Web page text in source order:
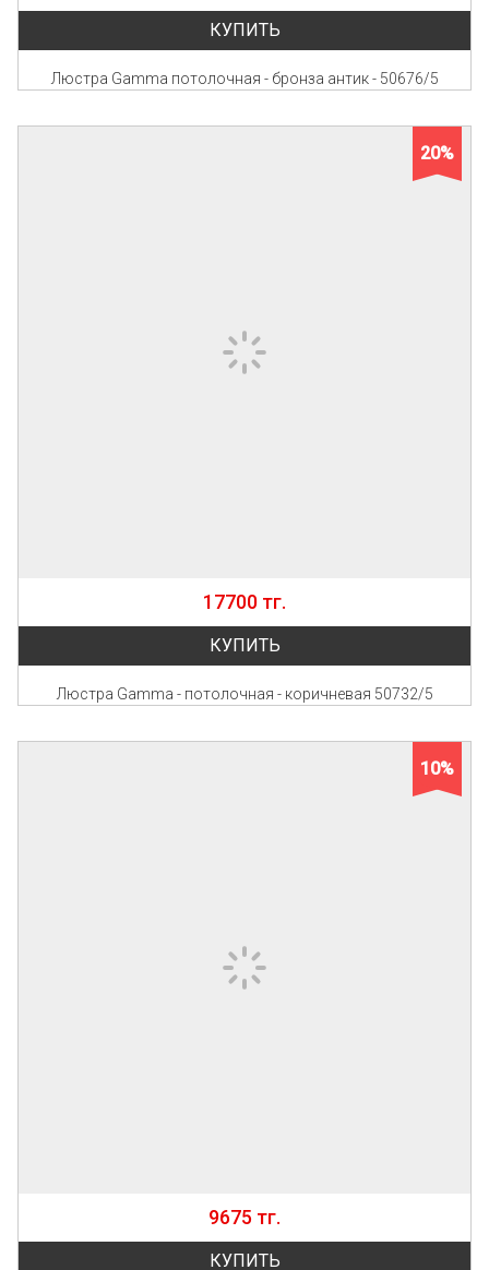
КУПИТЬ
Люстра Gamma потолочная - бронза антик - 50676/5
20%
17700 тг.
КУПИТЬ
Люстра Gamma - потолочная - коричневая 50732/5
10%
9675 тг.
КУПИТЬ